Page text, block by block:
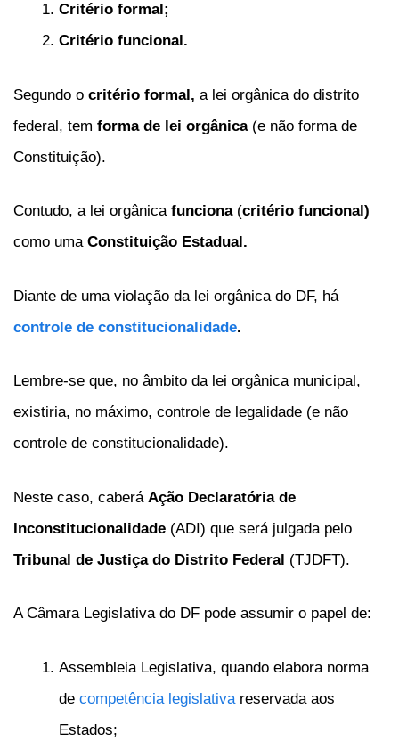
Critério formal;
Critério funcional.
Segundo o critério formal, a lei orgânica do distrito
federal, tem forma de lei orgânica (e não forma de
Constituição).
Contudo, a lei orgânica funciona (critério funcional)
como uma Constituição Estadual.
Diante de uma violação da lei orgânica do DF, há
controle de constitucionalidade.
Lembre-se que, no âmbito da lei orgânica municipal,
existiria, no máximo, controle de legalidade (e não
controle de constitucionalidade).
Neste caso, caberá Ação Declaratória de
Inconstitucionalidade (ADI) que será julgada pelo
Tribunal de Justiça do Distrito Federal (TJDFT).
A Câmara Legislativa do DF pode assumir o papel de:
Assembleia Legislativa, quando elabora norma
de competência legislativa reservada aos
Estados;